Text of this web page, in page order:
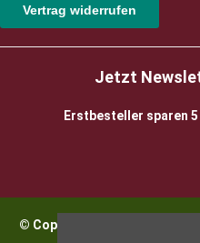
Vertrag widerrufen
Jetzt
Erstbesteller sparen
© Copyright 2026